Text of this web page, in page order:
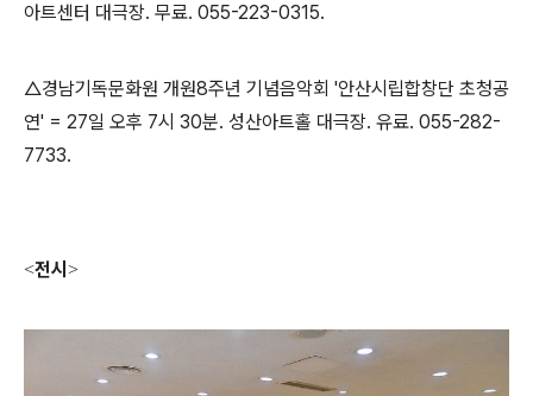
아트센터 대극장. 무료. 055-223-0315.
△경남기독문화원 개원8주년 기념음악회 '안산시립합창단 초청공
연' = 27일 오후 7시 30분. 성산아트홀 대극장. 유료. 055-282-
7733.
<전시 >